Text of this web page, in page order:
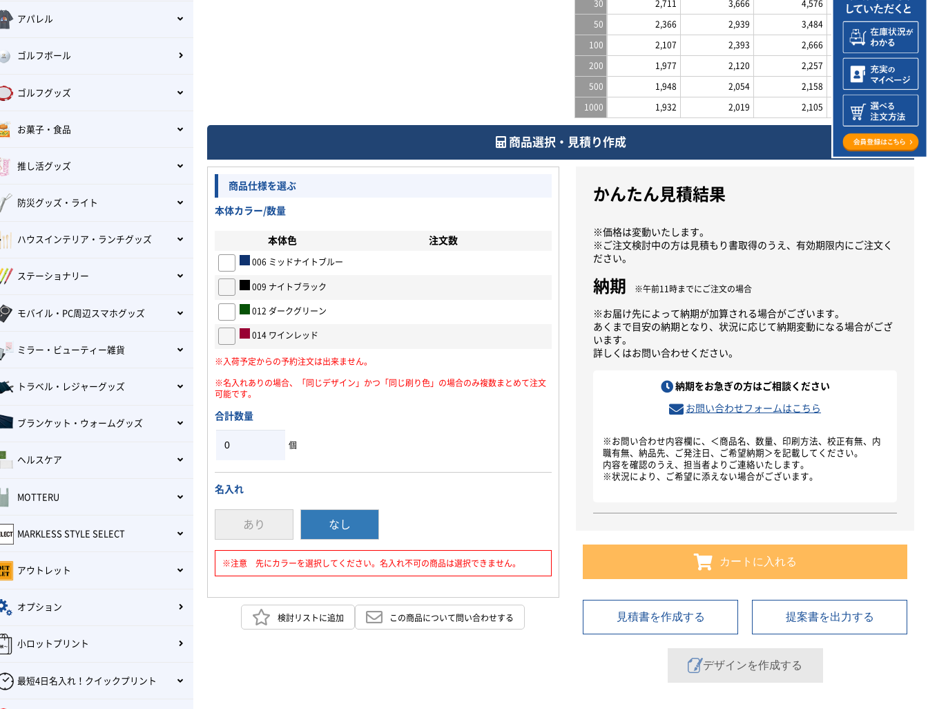
30 2,711 3,666 4,576 2,302
50 2,366 2,939 3,484 2,187
100 2,107 2,393 2,666
200 1,977 2,120 2,257
500 1,948 2,054 2,158
1000 1,932 2,019 2,105
商品選択・見積り作成
商品仕様を選ぶ
本体カラー/数量
本体色 注文数
006 ミッドナイトブルー
009 ナイトブラック
012 ダークグリーン
014 ワインレッド
※入荷予定からの予約注文は出来ません。
※名入れありの場合、「同じデザイン」かつ「同じ刷り色」の場合のみ複数まとめて注文
可能です。
合計数量
個
名入れ
あり なし
※注意 先にカラーを選択してください。名入れ不可の商品は選択できません。
検討リストに追加 この商品について問い合わせする
かんたん見積結果
※価格は変動いたします。
※ご注文検討中の方は見積もり書取得のうえ、有効期限内にご注文く
ださい。
納期 ※午前11時までにご注文の場合
※お届け先によって納期が加算される場合がございます。
あくまで目安の納期となり、状況に応じて納期変動になる場合がござ
います。
詳しくはお問い合わせください。
納期をお急ぎの方はご相談ください
お問い合わせフォームはこちら
※お問い合わせ内容欄に、＜商品名、数量、印刷方法、校正有無、内
職有無、納品先、ご発注日、ご希望納期＞を記載してください。
内容を確認のうえ、担当者よりご連絡いたします。
※状況により、ご希望に添えない場合がございます。
カートに入れる
見積書を作成する 提案書を出力する
デザインを作成する
アパレル
ゴルフボール
ゴルフグッズ
お菓子・食品
推し活グッズ
防災グッズ・ライト
ハウスインテリア・ランチグッズ
ステーショナリー
モバイル・PC周辺スマホグッズ
ミラー・ビューティー雑貨
トラベル・レジャーグッズ
ブランケット・ウォームグッズ
ヘルスケア
MOTTERU
MARKLESS STYLE SELECT
アウトレット
オプション
小ロットプリント
最短4日名入れ！クイックプリント